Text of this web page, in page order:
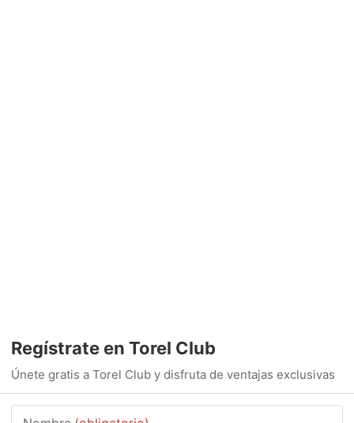
Regístrate en Torel Club
Únete gratis a Torel Club y disfruta de ventajas exclusivas